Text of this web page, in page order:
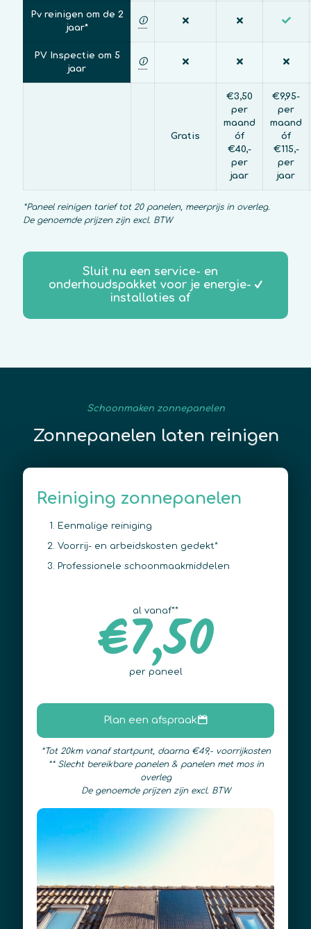
Pv reinigen om de 2
jaar*
🛈
PV Inspectie om 5
jaar
🛈
Gratis
€3,50
per
maand
óf
€40,-
per
jaar
€9,95-
per
maand
óf
€115,-
per
jaar
*Paneel reinigen tarief tot 20 panelen, meerprijs in overleg.
De genoemde prijzen zijn excl. BTW
Sluit nu een service- en
onderhoudspakket voor je energie-
installaties af
Schoonmaken zonnepanelen
Zonnepanelen laten reinigen
Reiniging zonnepanelen
Eenmalige reiniging
Voorrij- en arbeidskosten gedekt*
Professionele schoonmaakmiddelen
al vanaf**
€7,50
per paneel
Plan een afspraak
*Tot 20km vanaf startpunt, daarna €49,- voorrijkosten
** Slecht bereikbare panelen & panelen met mos in
overleg
De genoemde prijzen zijn excl. BTW